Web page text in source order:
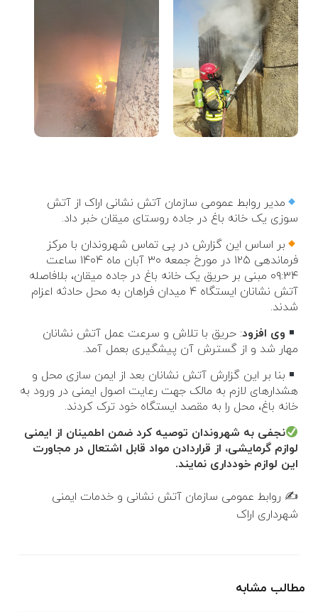
مدیر روابط عمومی سازمان آتش نشانی اراک از آتش
سوزی یک خانه باغ در جاده روستای میقان خبر داد.
بر اساس این گزارش در پی تماس شهروندان با مرکز
فرماندهی ۱۲۵ در مورخ جمعه ۳۰ آبان ماه ۱۴۰۴ ساعت
۰۹:۳۴ مبنی بر حریق یک خانه باغ در جاده میقان، بلافاصله
آتش نشانان ایستگاه ۴ میدان فراهان به محل حادثه اعزام
شدند.
وی افزود: حریق با تلاش و سرعت عمل آتش نشانان
مهار شد و از گسترش آن پیشگیری بعمل آمد.
بنا بر این گزارش آتش نشانان بعد از ایمن سازی محل و
هشدارهای لازم به مالک جهت رعایت اصول ایمنی در ورود به
خانه باغ، محل را به مقصد ایستگاه خود ترک کردند.
نجفی به شهروندان توصیه کرد ضمن اطمینان از ایمنی
لوازم گرمایشی، از قراردادن مواد قابل اشتعال در مجاورت
این لوازم خودداری نمایند.
✍️ روابط عمومی سازمان آتش نشانی و خدمات ایمنی
شهرداری اراک
مطالب مشابه